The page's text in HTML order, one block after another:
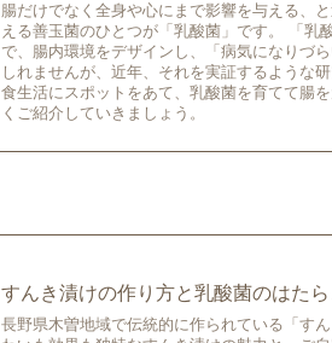
腸だけでなく全身や心にまで影響を与える、
える善玉菌のひとつが「乳酸菌」です。 「乳
で、腸内環境をデザインし、「病気になりづ
しれませんが、近年、それを実証するような
食生活にスポットをあて、乳酸菌を育てて腸
くご紹介していきましょう。
すんき漬けの作り方と乳酸菌のはた
長野県木曽地域で伝統的に作られている「す